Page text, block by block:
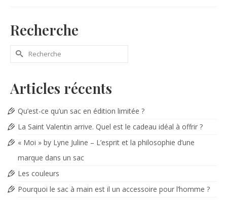
Recherche
Rechercher :
Articles récents
Qu’est-ce qu’un sac en édition limitée ?
La Saint Valentin arrive. Quel est le cadeau idéal à offrir ?
« Moi » by Lyne Juline – L’esprit et la philosophie d’une
marque dans un sac
Les couleurs
Pourquoi le sac à main est il un accessoire pour l’homme ?